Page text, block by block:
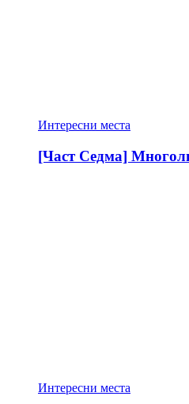
Интересни места
[Част Седма]
Интересни места